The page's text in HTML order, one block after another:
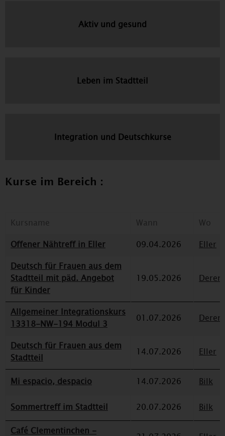
Aktiv und gesund
Leben im Stadtteil
Integration und Deutschkurse
Kurse im Bereich :
Kursname Wann
Wo
Offener Nähtreff in Eller
09.04.2026
Eller
Deutsch für Frauen aus dem
Stadtteil mit päd. Angebot
für Kinder
19.05.2026
Allgemeiner Integrationskurs
13318-NW-194 Modul 3
01.07.2026
Deutsch für Frauen aus dem
Stadtteil
14.07.2026 Eller
Mi espacio, despacio 14.07.2026 Bilk
Sommertreff im Stadtteil 20.07.2026
Bilk
Café Clementinchen -